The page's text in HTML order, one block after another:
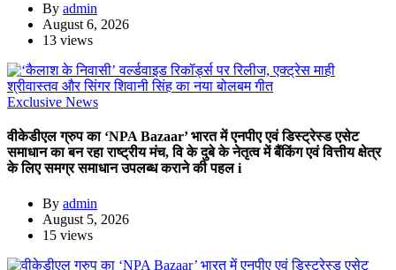
By admin
August 6, 2026
13 views
Exclusive News
वीकेडीएल ग्रुप का ‘NPA Bazaar’ भारत में एनपीए एवं डिस्ट्रेस्ड एसेट
समाधान का बन रहा राष्ट्रीय मंच, वि के दुबे के नेतृत्व में बैंकिंग एवं वित्तीय क्षेत्र
के लिए समग्र समाधान उपलब्ध कराने की पहल i
By admin
August 5, 2026
15 views